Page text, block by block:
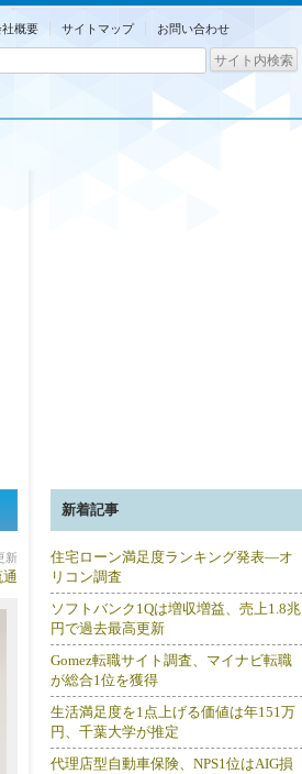
社概要 サイトマップ お問い合わせ
新
通
新着記事
住宅ローン満足度ランキング発表―オ
リコン調査
ソフトバンク1Qは増収増益、売上1.8兆
円で過去最高更新
Gomez転職サイト調査、マイナビ転職
が総合1位を獲得
生活満足度を1点上げる価値は年151万
円、千葉大学が推定
代理店型自動車保険、NPS1位はAIG損